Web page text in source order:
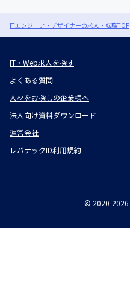
ITエンジニア・デザイナーの求人・転職TOP
IT・Web求人を探す
よくある質問
人材をお探しの企業様へ
法人向け資料ダウンロード
運営会社
レバテックID利用規約
© 2020-2026